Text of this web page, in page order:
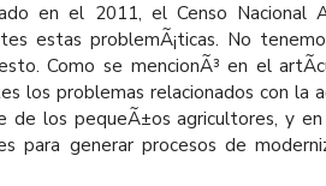
en el 2011, el Censo Nacional
estas problemÃ¡ticas. No
Como se mencionÃ³ en el
los problemas relacionados con la
de los pequeÃ±os agricultores, y en
para generar procesos de